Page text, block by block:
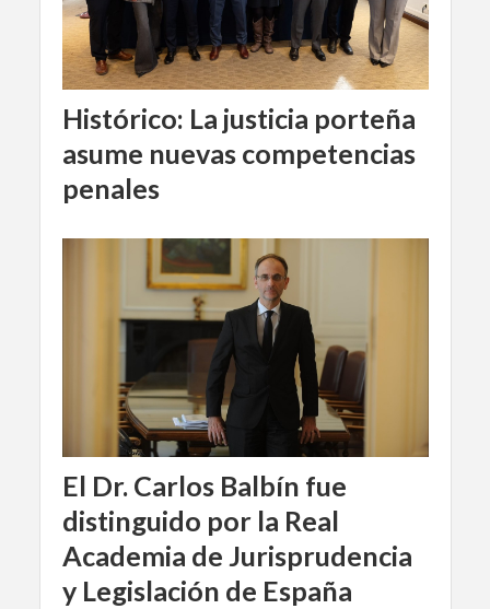
Histórico: La justicia porteña
asume nuevas competencias
penales
El Dr. Carlos Balbín fue
distinguido por la Real
Academia de Jurisprudencia
y Legislación de España